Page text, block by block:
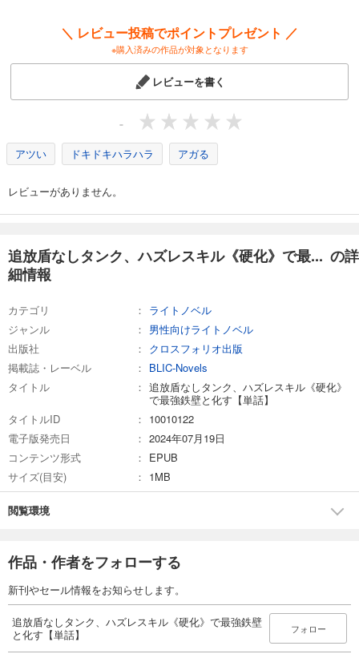
＼ レビュー投稿でポイントプレゼント ／
※購入済みの作品が対象となります
レビューを書く
-
アツい ドキドキハラハラ アガる
レビューがありません。
追放盾なしタンク、ハズレスキル《硬化》で最... の詳
細情報
カテゴリ
ライトノベル
ジャンル
男性向けライトノベル
出版社
クロスフォリオ出版
掲載誌・レーベル
BLIC-Novels
タイトル
追放盾なしタンク、ハズレスキル《硬化》
で最強鉄壁と化す【単話】
タイトルID
10010122
電子版発売日
2024年07月19日
コンテンツ形式
EPUB
サイズ(目安)
1MB
閲覧環境
作品・作者をフォローする
新刊やセール情報をお知らせします。
追放盾なしタンク、ハズレスキル《硬化》で最強鉄壁
と化す【単話】
フォロー